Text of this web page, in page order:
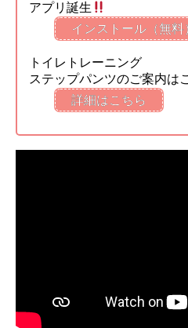
アプリ誕生
インストール（無料
トイレトレーニング
ステップパンツのご案内は
詳細はこちら